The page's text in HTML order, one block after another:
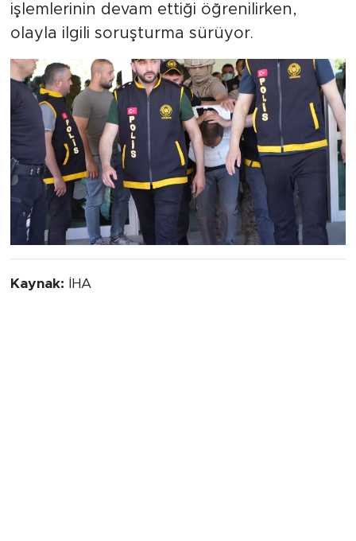
işlemlerinin devam ettiği öğrenilirken,
olayla ilgili soruşturma sürüyor.
Kaynak: İHA